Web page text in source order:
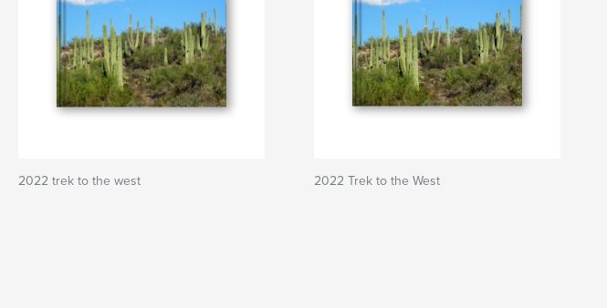
2022 trek to the west 2022 Trek to the West